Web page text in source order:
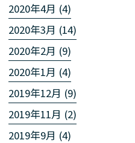
2020年4月 (4)
2020年3月 (14)
2020年2月 (9)
2020年1月 (4)
2019年12月 (9)
2019年11月 (2)
2019年9月 (4)